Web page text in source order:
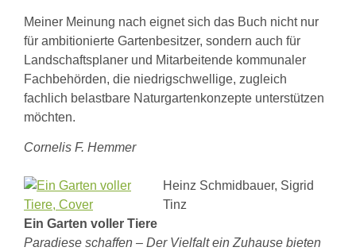
Meiner Meinung nach eignet sich das Buch nicht nur
für ambitionierte Gartenbesitzer, sondern auch für
Landschaftsplaner und Mitarbeitende kommunaler
Fachbehörden, die niedrigschwellige, zugleich
fachlich belastbare Naturgartenkonzepte unterstützen
möchten.
Cornelis F. Hemmer
Heinz Schmidbauer, Sigrid
Tinz
Ein Garten voller Tiere
Paradiese schaffen – Der Vielfalt ein Zuhause bieten